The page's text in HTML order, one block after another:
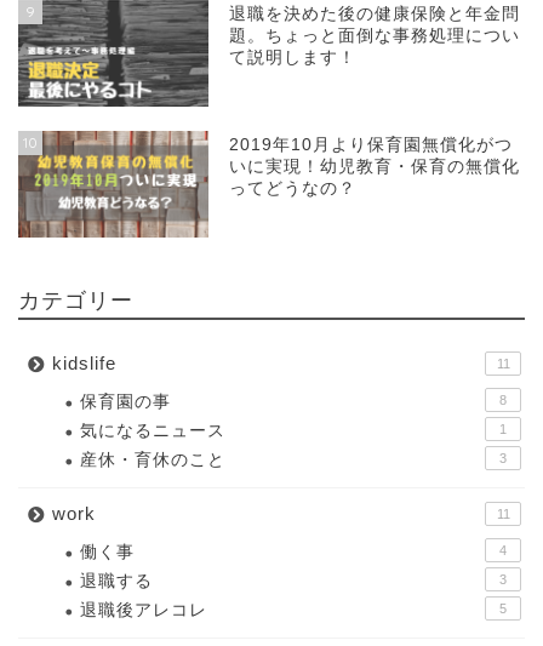
9
退職を決めた後の健康保険と年金問
題。ちょっと面倒な事務処理につい
て説明します！
10
2019年10月より保育園無償化がつ
いに実現！幼児教育・保育の無償化
ってどうなの？
カテゴリー
kidslife 11
保育園の事 8
気になるニュース 1
産休・育休のこと 3
work 11
働く事 4
退職する 3
退職後アレコレ 5